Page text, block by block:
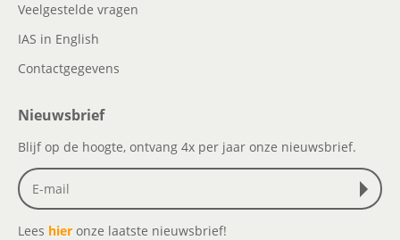
Veelgestelde vragen
IAS in English
Contactgegevens
Nieuwsbrief
Blijf op de hoogte, ontvang 4x per jaar onze nieuwsbrief.
Lees hier onze laatste nieuwsbrief!